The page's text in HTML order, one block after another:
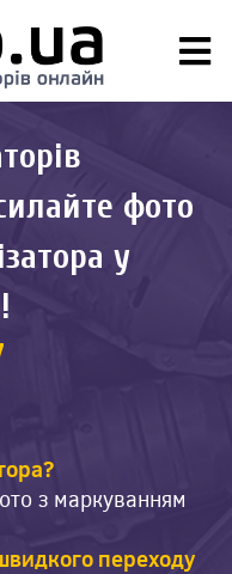
фото
у
з маркуванням
переходу